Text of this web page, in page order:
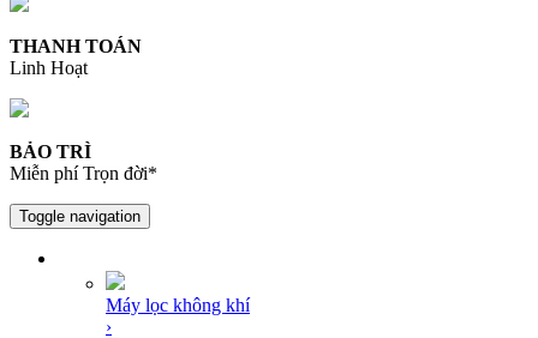
THANH TOÁN
Linh Hoạt
BẢO TRÌ
Miễn phí Trọn đời*
Toggle navigation
Máy lọc không khí
›